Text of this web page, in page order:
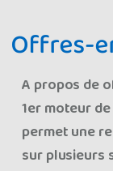
A propos de
1er moteur
permet une
sur plusieurs